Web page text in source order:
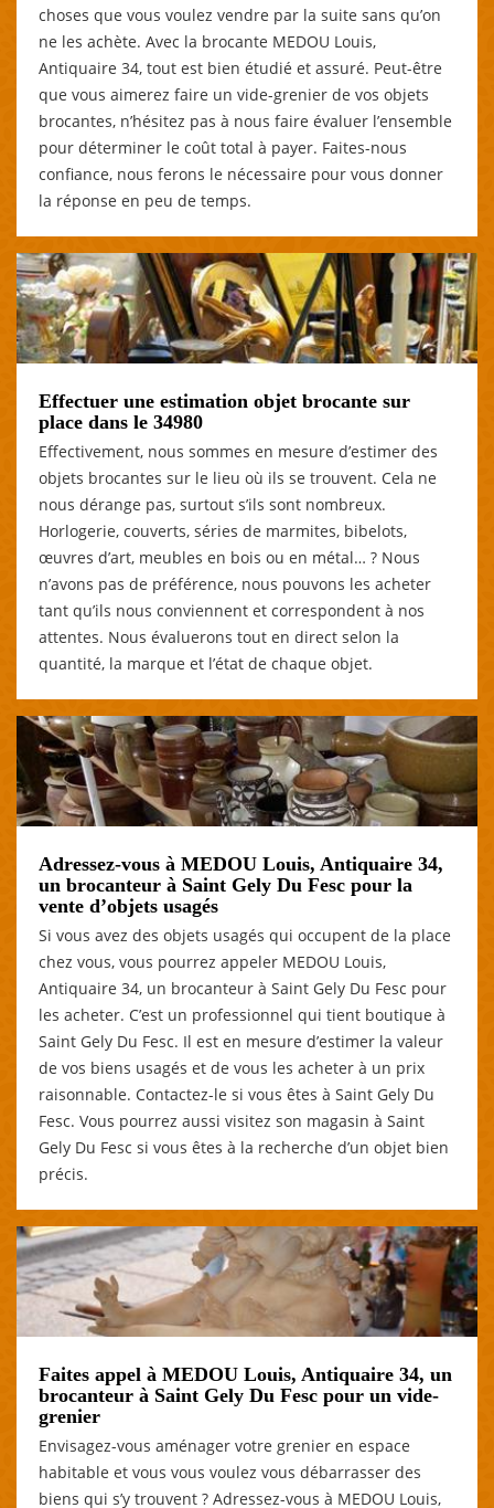
choses que vous voulez vendre par la suite sans qu’on
ne les achète. Avec la brocante MEDOU Louis,
Antiquaire 34, tout est bien étudié et assuré. Peut-être
que vous aimerez faire un vide-grenier de vos objets
brocantes, n’hésitez pas à nous faire évaluer l’ensemble
pour déterminer le coût total à payer. Faites-nous
confiance, nous ferons le nécessaire pour vous donner
la réponse en peu de temps.
Effectuer une estimation objet brocante sur
place dans le 34980
Effectivement, nous sommes en mesure d’estimer des
objets brocantes sur le lieu où ils se trouvent. Cela ne
nous dérange pas, surtout s’ils sont nombreux.
Horlogerie, couverts, séries de marmites, bibelots,
œuvres d’art, meubles en bois ou en métal… ? Nous
n’avons pas de préférence, nous pouvons les acheter
tant qu’ils nous conviennent et correspondent à nos
attentes. Nous évaluerons tout en direct selon la
quantité, la marque et l’état de chaque objet.
Adressez-vous à MEDOU Louis, Antiquaire 34,
un brocanteur à Saint Gely Du Fesc pour la
vente d’objets usagés
Si vous avez des objets usagés qui occupent de la place
chez vous, vous pourrez appeler MEDOU Louis,
Antiquaire 34, un brocanteur à Saint Gely Du Fesc pour
les acheter. C’est un professionnel qui tient boutique à
Saint Gely Du Fesc. Il est en mesure d’estimer la valeur
de vos biens usagés et de vous les acheter à un prix
raisonnable. Contactez-le si vous êtes à Saint Gely Du
Fesc. Vous pourrez aussi visitez son magasin à Saint
Gely Du Fesc si vous êtes à la recherche d’un objet bien
précis.
Faites appel à MEDOU Louis, Antiquaire 34, un
brocanteur à Saint Gely Du Fesc pour un vide-
grenier
Envisagez-vous aménager votre grenier en espace
habitable et vous vous voulez vous débarrasser des
biens qui s’y trouvent ? Adressez-vous à MEDOU Louis,